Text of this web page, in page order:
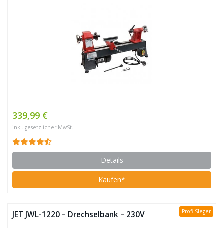
339,99 €
inkl. gesetzlicher MwSt.
Details
Kaufen*
Profi-SIeger
JET JWL-1220 – Drechselbank – 230V